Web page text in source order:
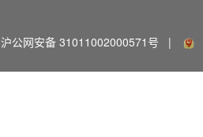
沪公网安备 31011002000571号 |